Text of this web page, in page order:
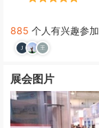
885 个人有兴趣参加
展会图片